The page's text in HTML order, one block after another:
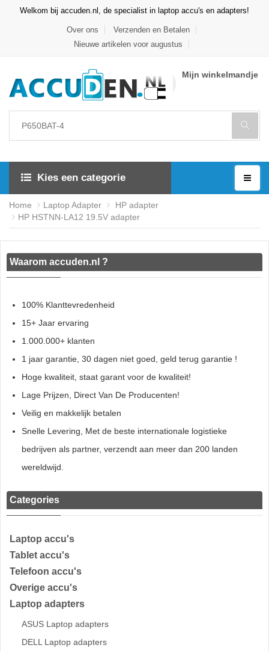
Welkom bij accuden.nl, de specialist in laptop accu's en adapters!
Over ons
Verzenden en Betalen
Nieuwe artikelen voor augustus
Mijn winkelmandje
Kies een categorie
Home Laptop Adapter
HP adapter
HP HSTNN-LA12 19.5V adapter
Waarom accuden.nl ?
100% Klanttevredenheid
15+ Jaar ervaring
1.000.000+ klanten
1 jaar garantie, 30 dagen niet goed, geld terug garantie !
Hoge kwaliteit, staat garant voor de kwaliteit!
Lage Prijzen, Direct Van De Producenten!
Veilig en makkelijk betalen
Snelle Levering, Met de beste internationale logistieke
bedrijven als partner, verzendt aan meer dan 200 landen
wereldwijd.
Categories
Laptop accu's
Tablet accu's
Telefoon accu's
Overige accu's
Laptop adapters
ASUS Laptop adapters
DELL Laptop adapters